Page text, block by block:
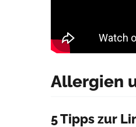
Allergien
5 Tipps zur